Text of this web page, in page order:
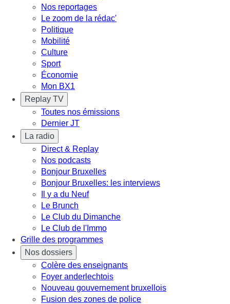
Nos reportages
Le zoom de la rédac'
Politique
Mobilité
Culture
Sport
Économie
Mon BX1
Replay TV
Toutes nos émissions
Dernier JT
La radio
Direct & Replay
Nos podcasts
Bonjour Bruxelles
Bonjour Bruxelles: les interviews
Il y a du Neuf
Le Brunch
Le Club du Dimanche
Le Club de l'Immo
Grille des programmes
Nos dossiers
Colère des enseignants
Foyer anderlechtois
Nouveau gouvernement bruxellois
Fusion des zones de police